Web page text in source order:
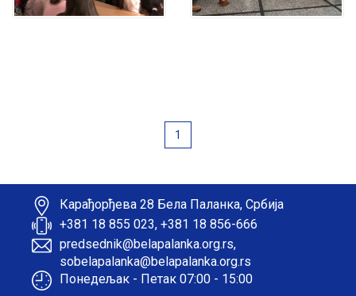
1
Карађорђева 28 Бела Паланка, Србија
+381 18 855 023, +381 18 856-666
predsednik@belapalanka.org.rs,
sobelapalanka@belapalanka.org.rs
Понедељак - Петак 07:00 - 15:00